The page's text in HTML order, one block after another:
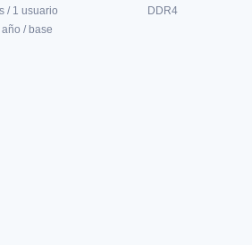
/ 1 usuario
año / base
DDR4